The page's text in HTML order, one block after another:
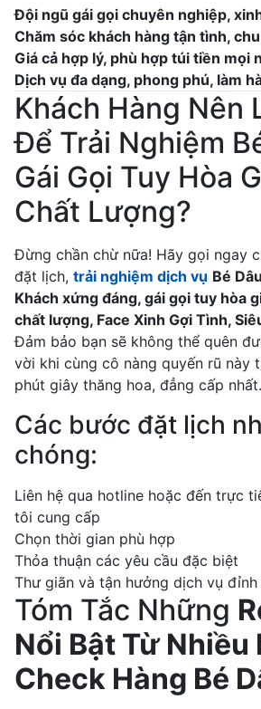
Đội ngũ gái gọi chuyên nghiệp,
Chăm sóc khách hàng tận tình,
Giá cả hợp lý, phù hợp túi tiền mọi
Dịch vụ đa dạng, phong phú, làm
Khách Hàng Nên
Để Trải Nghiệm
Gái Gọi Tuy Hòa
Chất Lượng?
Đừng chần chừ nữa! Hãy gọi ngay
đặt lịch, trải nghiệm dịch vụ Bé
Khách xứng đáng, gái gọi tuy hòa
chất lượng, Face Xinh Gợi Tình,
Đảm bảo bạn sẽ không thể quên
vời khi cùng cô nàng quyến rũ này
phút giây thăng hoa, đẳng cấp nhất.
Các bước đặt lịch
chóng:
Liên hệ qua hotline hoặc đến trực
tôi cung cấp
Chọn thời gian phù hợp
Thỏa thuận các yêu cầu đặc biệt
Thư giãn và tận hưởng dịch vụ đỉnh
Tóm Tắc Những
Nổi Bật Từ Nhiều
Check Hàng Bé